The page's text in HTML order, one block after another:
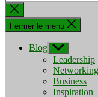
Fermer
la
recherche
Fermer le menu
Blog Afficher
le
sous-
menu
Leadership
Networking
Business
Inspiration